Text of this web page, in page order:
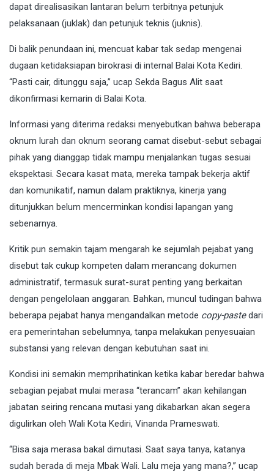
dapat direalisasikan lantaran belum terbitnya petunjuk
pelaksanaan (juklak) dan petunjuk teknis (juknis).
Di balik penundaan ini, mencuat kabar tak sedap mengenai
dugaan ketidaksiapan birokrasi di internal Balai Kota Kediri.
“Pasti cair, ditunggu saja,” ucap Sekda Bagus Alit saat
dikonfirmasi kemarin di Balai Kota.
Informasi yang diterima redaksi menyebutkan bahwa beberapa
oknum lurah dan oknum seorang camat disebut-sebut sebagai
pihak yang dianggap tidak mampu menjalankan tugas sesuai
ekspektasi. Secara kasat mata, mereka tampak bekerja aktif
dan komunikatif, namun dalam praktiknya, kinerja yang
ditunjukkan belum mencerminkan kondisi lapangan yang
sebenarnya.
Kritik pun semakin tajam mengarah ke sejumlah pejabat yang
disebut tak cukup kompeten dalam merancang dokumen
administratif, termasuk surat-surat penting yang berkaitan
dengan pengelolaan anggaran. Bahkan, muncul tudingan bahwa
beberapa pejabat hanya mengandalkan metode copy-pastedari
era pemerintahan sebelumnya, tanpa melakukan penyesuaian
substansi yang relevan dengan kebutuhan saat ini.
Kondisi ini semakin memprihatinkan ketika kabar beredar bahwa
sebagian pejabat mulai merasa “terancam” akan kehilangan
jabatan seiring rencana mutasi yang dikabarkan akan segera
digulirkan oleh Wali Kota Kediri, Vinanda Prameswati.
“Bisa saja merasa bakal dimutasi. Saat saya tanya, katanya
sudah berada di meja Mbak Wali. Lalu meja yang mana?,” ucap